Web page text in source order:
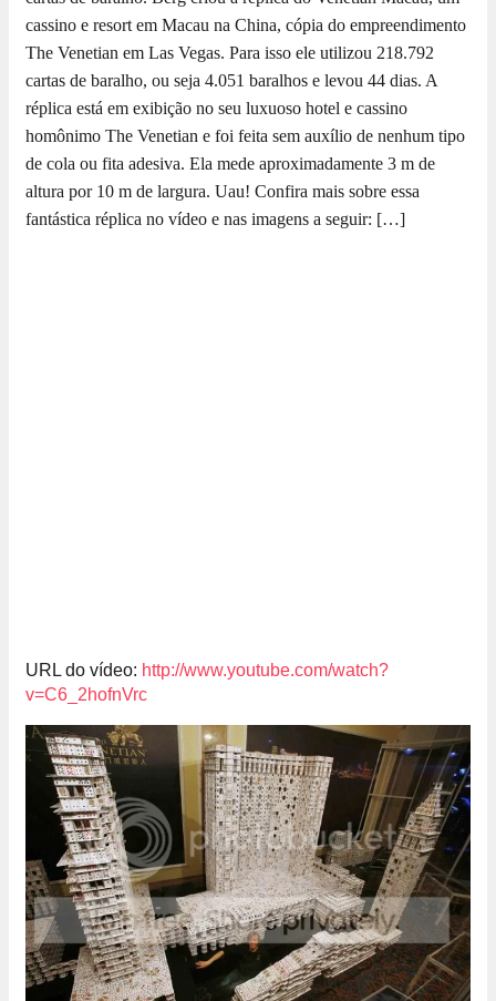
cassino e resort em Macau na China, cópia do empreendimento
The Venetian em Las Vegas. Para isso ele utilizou 218.792
cartas de baralho, ou seja 4.051 baralhos e levou 44 dias. A
réplica está em exibição no seu luxuoso hotel e cassino
homônimo The Venetian e foi feita sem auxílio de nenhum tipo
de cola ou fita adesiva. Ela mede aproximadamente 3 m de
altura por 10 m de largura. Uau! Confira mais sobre essa
fantástica réplica no vídeo e nas imagens a seguir: […]
URL do vídeo: http://www.youtube.com/watch?
v=C6_2hofnVrc